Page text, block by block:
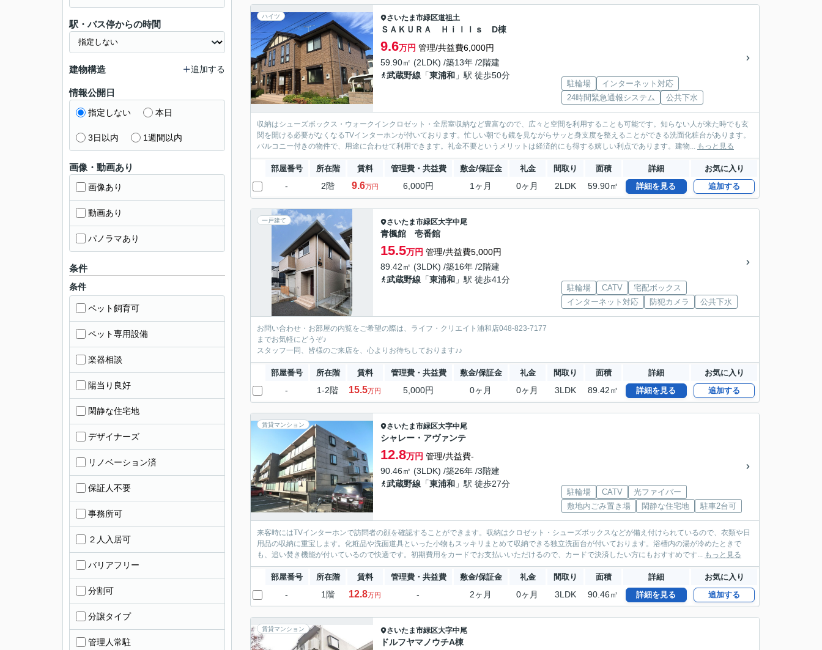
ハイツ さいたま市緑区道祖土
ＳＡＫＵＲＡ Ｈｉｌｌｓ D棟
9.6万円 管理/共益費6,000円
59.90㎡ (2LDK) /築13年 /2階建
武蔵野線 「東浦和 」駅 徒歩50分
駐輪場
インターネット対応
24時間緊急通報システム
公共下水
収納はシューズボックス・ウォークインクロゼット・全居室収納など豊富なので、広々と空間を利用することも可能です。知らない人が来た時でも玄
関を開ける必要がなくなるTVインターホンが付いております。忙しい朝でも鏡を見ながらサッと身支度を整えることができる洗面化粧台があります。
バルコニー付きの物件で、用途に合わせて利用できます。礼金不要というメリットは経済的にも得する嬉しい利点であります。建物...
もっと見る
部屋番号 所在階 賃料 管理費・共益費 敷金/保証金 礼金 間取り 面積 詳細 お気に入り
- 2階 9.6万円 6,000円 1ヶ月 0ヶ月 2LDK 59.90㎡ 詳細を見る 追加する
一戸建て さいたま市緑区大字中尾
青楓館 壱番館
15.5万円 管理/共益費5,000円
89.42㎡ (3LDK) /築16年 /2階建
武蔵野線 「東浦和 」駅 徒歩41分
駐輪場 CATV
宅配ボックス
インターネット対応
防犯カメラ 公共下水
お問い合わせ・お部屋の内覧をご希望の際は、ライフ・クリエイト浦和店048-823-7177
までお気軽にどうぞ♪
スタッフ一同、皆様のご来店を、心よりお待ちしております♪♪
部屋番号 所在階 賃料 管理費・共益費 敷金/保証金 礼金 間取り 面積 詳細 お気に入り
- 1-2階 15.5万円 5,000円 0ヶ月 0ヶ月 3LDK 89.42㎡ 詳細を見る 追加する
賃貸マンション さいたま市緑区大字中尾
シャレー・アヴァンテ
12.8万円 管理/共益費-
90.46㎡ (3LDK) /築26年 /3階建
武蔵野線 「東浦和 」駅 徒歩27分
駐輪場 CATV
光ファイバー
敷地内ごみ置き場
閑静な住宅地 駐車2台可
来客時にはTVインターホンで訪問者の顔を確認することができます。収納はクロゼット・シューズボックスなどが備え付けられているので、衣類や日
用品の収納に重宝します。化粧品や洗面道具といった小物もスッキリまとめて収納できる独立洗面台が付いております。浴槽内の湯が冷めたときで
も、追い焚き機能が付いているので快適です。初期費用をカードでお支払いいただけるので、カードで決済したい方にもおすすめです...
もっと見る
部屋番号 所在階 賃料 管理費・共益費 敷金/保証金 礼金 間取り 面積 詳細 お気に入り
- 1階 12.8万円 - 2ヶ月 0ヶ月 3LDK 90.46㎡ 詳細を見る 追加する
賃貸マンション さいたま市緑区大字中尾
ドルフヤマノウチA棟
駅・バス停からの時間
建物構造 追加する
情報公開日
指定しない 本日
3日以内 1週間以内
画像・動画あり
画像あり
動画あり
パノラマあり
条件
条件
ペット飼育可
ペット専用設備
楽器相談
陽当り良好
閑静な住宅地
デザイナーズ
リノベーション済
保証人不要
事務所可
２人入居可
バリアフリー
分割可
分譲タイプ
管理人常駐